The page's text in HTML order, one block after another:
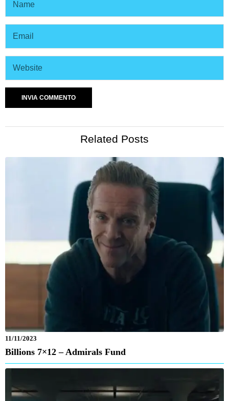
Related Posts
11/11/2023
Billions 7×12 – Admirals Fund